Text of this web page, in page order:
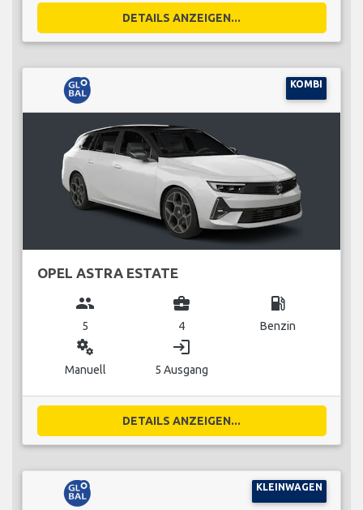
DETAILS ANZEIGEN...
KOMBI
OPEL ASTRA ESTATE
group
5
business_center
4
local_gas_station
Benzin
miscellaneous_services
Manuell
login
5 Ausgang
DETAILS ANZEIGEN...
KLEINWAGEN